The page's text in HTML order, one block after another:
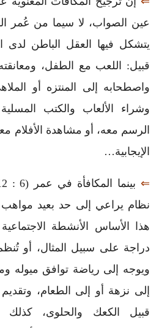
عين الصواب، لا سيما من عُمر
يتشكل فيها العقل الباطن
قبيل: اللعب مع الطفل،
واصطحابه إلى المنتزه أو
وشراء الألعاب والكتب
الرسم معه، أو مشاهدة الأفلام
الإيجابية…
⇐
نظام يراعي إلى حد بعيد
هذا الأساس الأنشطة
دراجة على سبيل المثال، أو
ويوجه إلى رياضة توافق ميوله
إلى نزهة أو إلى الطعام،
قبيل الكعك والحلوى، كذلك